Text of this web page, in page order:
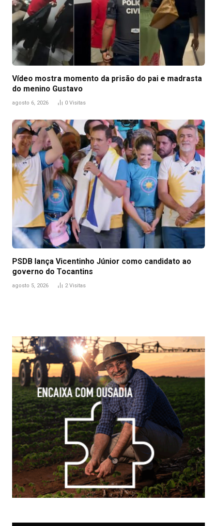
Vídeo mostra momento da prisão do pai e madrasta
do menino Gustavo
agosto 6, 2026 0 Visitas
PSDB lança Vicentinho Júnior como candidato ao
governo do Tocantins
agosto 5, 2026 2Visitas